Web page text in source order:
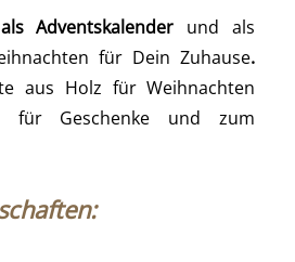
Adventskalender und als
für Dein Zuhause.
aus Holz für Weihnachten
für Geschenke und zum